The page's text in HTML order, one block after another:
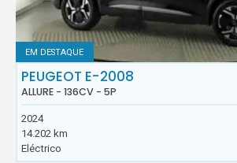
EM DESTAQUE
PEUGEOT E-2008
ALLURE - 136CV - 5P
2024
14.202 km
Eléctrico